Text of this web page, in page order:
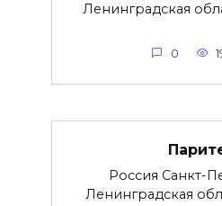
Ленинградская
0
Россия Санкт-
Ленинградская